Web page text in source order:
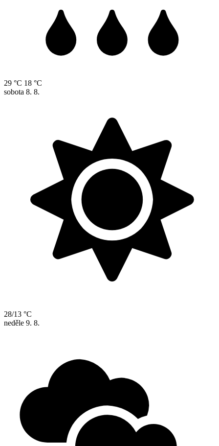
29 °C 18 °C
sobota 8. 8.
28/13 °C
neděle 9. 8.